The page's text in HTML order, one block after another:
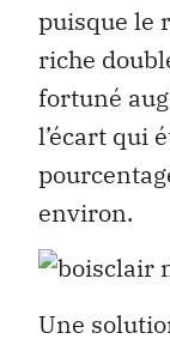
puisque le
riche
fortuné
l’écart qui
environ.
Une